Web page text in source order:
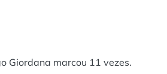
Giordana marcou 11 vezes.